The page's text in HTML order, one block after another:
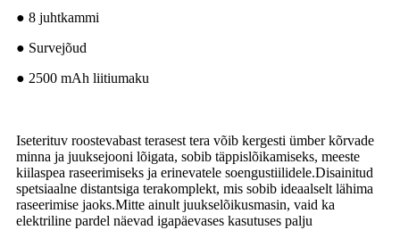
● 8 juhtkammi
● Survejõud
● 2500 mAh liitiumaku
Iseterituv roostevabast terasest tera võib kergesti ümber kõrvade
minna ja juuksejooni lõigata, sobib täppislõikamiseks, meeste
kiilaspea raseerimiseks ja erinevatele soengustiilidele.Disainitud
spetsiaalne distantsiga terakomplekt, mis sobib ideaalselt lähima
raseerimise jaoks.Mitte ainult juukselõikusmasin, vaid ka
elektriline pardel näevad igapäevases kasutuses palju